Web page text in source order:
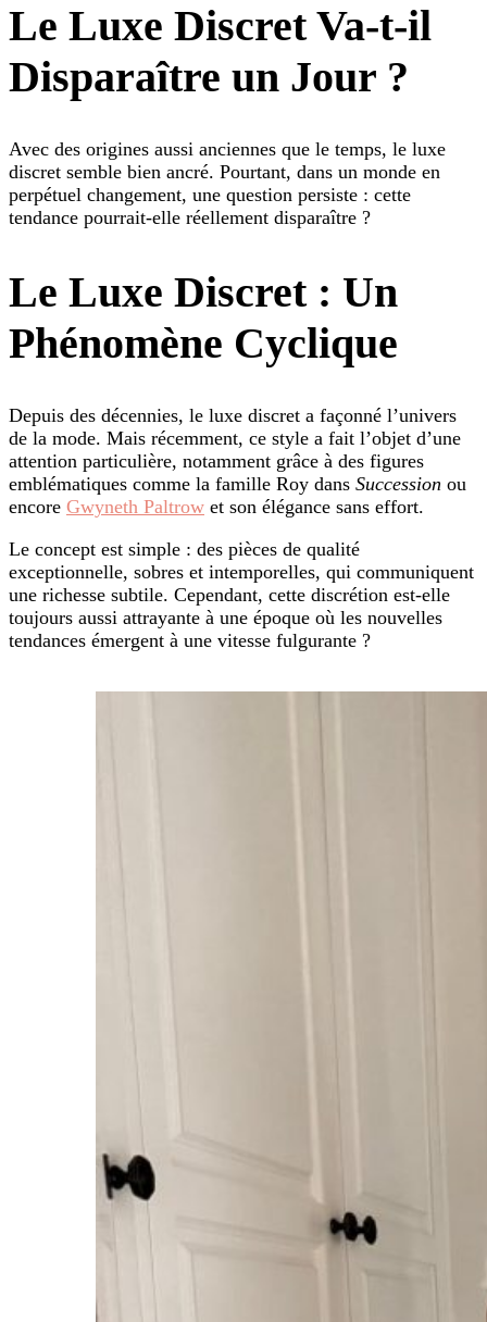
Le Luxe Discret Va-t-il
Disparaître un Jour ?
Avec des origines aussi anciennes que le temps, le luxe
discret semble bien ancré. Pourtant, dans un monde en
perpétuel changement, une question persiste : cette
tendance pourrait-elle réellement disparaître ?
Le Luxe Discret : Un
Phénomène Cyclique
Depuis des décennies, le luxe discret a façonné l’univers
de la mode. Mais récemment, ce style a fait l’objet d’une
attention particulière, notamment grâce à des figures
emblématiques comme la famille Roy dans Succession ou
encore Gwyneth Paltrow et son élégance sans effort.
Le concept est simple : des pièces de qualité
exceptionnelle, sobres et intemporelles, qui communiquent
une richesse subtile. Cependant, cette discrétion est-elle
toujours aussi attrayante à une époque où les nouvelles
tendances émergent à une vitesse fulgurante ?